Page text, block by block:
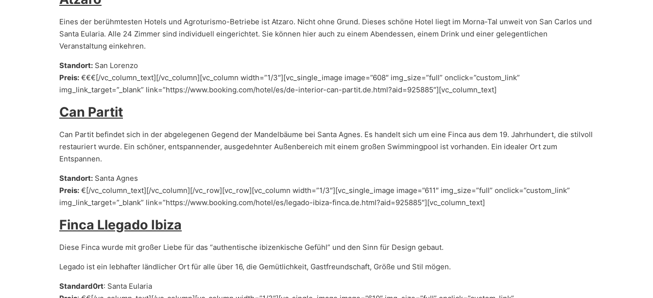
Eines der berühmtesten Hotels und Agroturismo-Betriebe ist Atzaro. Nicht ohne Grund. Dieses schöne Hotel liegt im Morna-Tal unweit von San Carlos und
Santa Eularia. Alle 24 Zimmer sind individuell eingerichtet. Sie können hier auch zu einem Abendessen, einem Drink und einer gelegentlichen
Veranstaltung einkehren.
Standort: San Lorenzo
Preis: €€€[/vc_column_text][/vc_column][vc_column width=”1/3″][vc_single_image image=”608″ img_size=”full” onclick=”custom_link”
img_link_target=”_blank” link=”https://www.booking.com/hotel/es/de-interior-can-partit.de.html?aid=925885″][vc_column_text]
Can Partit
Can Partit befindet sich in der abgelegenen Gegend der Mandelbäume bei Santa Agnes. Es handelt sich um eine Finca aus dem 19. Jahrhundert, die stilvoll
restauriert wurde. Ein schöner, entspannender, ausgedehnter Außenbereich mit einem großen Swimmingpool ist vorhanden. Ein idealer Ort zum
Entspannen.
Standort: Santa Agnes
Preis: €[/vc_column_text][/vc_column][/vc_row][vc_row][vc_column width=”1/3″][vc_single_image image=”611″ img_size=”full” onclick=”custom_link”
img_link_target=”_blank” link=”https://www.booking.com/hotel/es/legado-ibiza-finca.de.html?aid=925885″][vc_column_text]
Finca Llegado Ibiza
Diese Finca wurde mit großer Liebe für das “authentische ibizenkische Gefühl” und den Sinn für Design gebaut.
Legado ist ein lebhafter ländlicher Ort für alle über 16, die Gemütlichkeit, Gastfreundschaft, Größe und Stil mögen.
Standard0rt: Santa Eularia